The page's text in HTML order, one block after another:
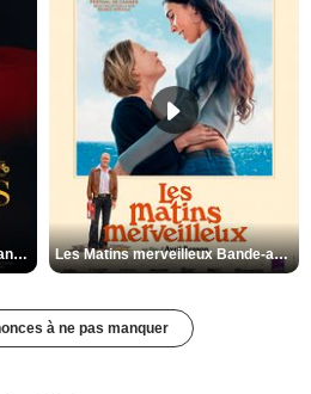
Les Silences de Riyad Bande-annonce VO STFR Les Matins merveilleux Bande-annonce VF
à ne pas manquer